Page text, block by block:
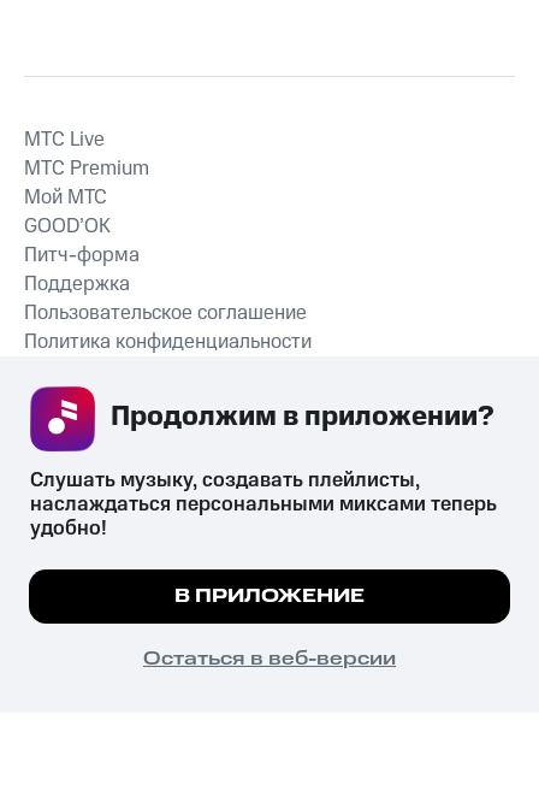
СКАЧАТЬ ПРИЛОЖЕНИЕ
MTС Live
MTС Premium
Мой МТС
GOOD’OK
Питч-форма
Поддержка
Пользовательское соглашение
Политика конфиденциальности
психотропных веществ, их аналогов причиняет вред здоровью,
их незаконный оборот запрещён и влечёт установленную
законодательством ответственность.
© 2026 ООО «КИОН».
Все права защищены
Мы используем куки, чтобы на сайте все
Подробнее
ПОНЯТНО
Слушать музыку, создавать плейлисты,
наслаждаться персональными миксами теперь
удобно!
В ПРИЛОЖЕНИЕ
Остаться в веб-версии